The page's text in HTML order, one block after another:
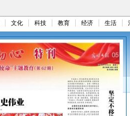
文化 科技 教育 经济 生活